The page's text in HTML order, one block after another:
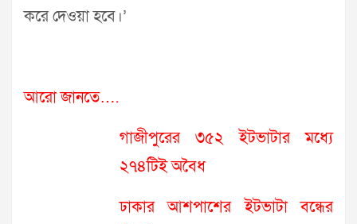
করে দেওয়া হবে।’
আরো জানতে….
গাজীপুরের ৩৫২ ইটভাটার মধ্যে
২৭৪টিই অবৈধ
ঢাকার আশপাশের ইটভাটা বন্ধের